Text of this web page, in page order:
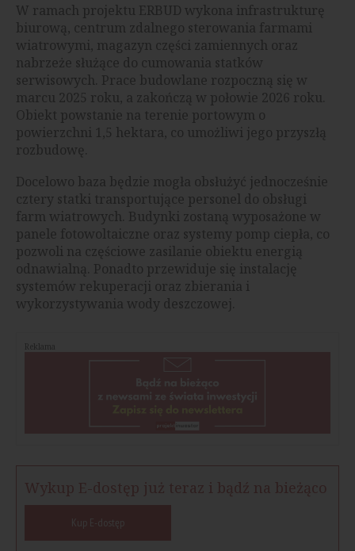
W ramach projektu ERBUD wykona infrastrukturę
biurową, centrum zdalnego sterowania farmami
wiatrowymi, magazyn części zamiennych oraz
nabrzeże służące do cumowania statków
serwisowych. Prace budowlane rozpoczną się w
marcu 2025 roku, a zakończą w połowie 2026 roku.
Obiekt powstanie na terenie portowym o
powierzchni 1,5 hektara, co umożliwi jego przyszłą
rozbudowę.
Docelowo baza będzie mogła obsłużyć jednocześnie
cztery statki transportujące personel do obsługi
farm wiatrowych. Budynki zostaną wyposażone w
panele fotowoltaiczne oraz systemy pomp ciepła, co
pozwoli na częściowe zasilanie obiektu energią
odnawialną. Ponadto przewiduje się instalację
systemów rekuperacji oraz zbierania i
wykorzystywania wody deszczowej.
Reklama
Wykup E-dostęp już teraz i bądź na bieżąco
Kup E-dostęp